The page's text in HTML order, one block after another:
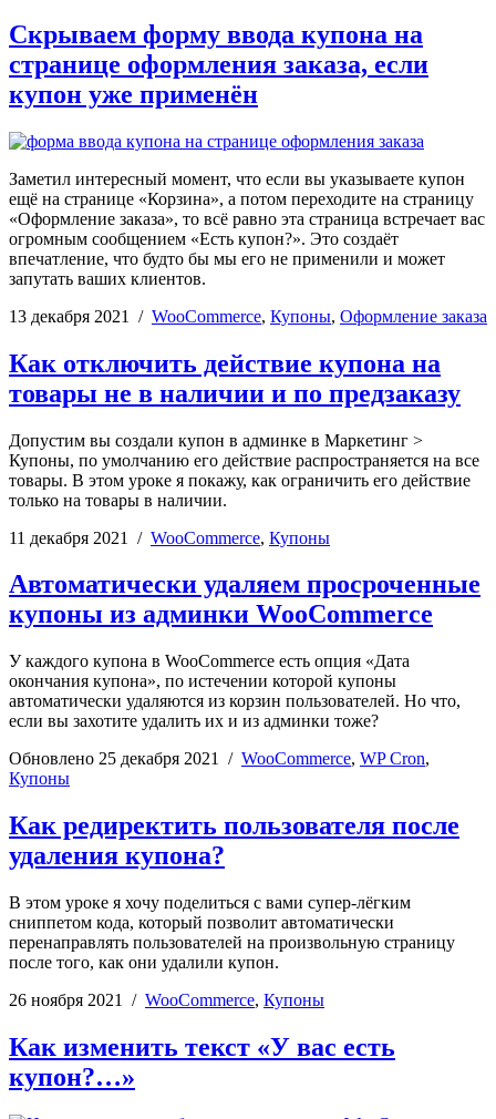
Скрываем форму ввода купона на
странице оформления заказа, если
купон уже применён
Заметил интересный момент, что если вы указываете купон
ещё на странице «Корзина», а потом переходите на страницу
«Оформление заказа», то всё равно эта страница встречает вас
огромным сообщением «Есть купон?». Это создаёт
впечатление, что будто бы мы его не применили и может
запутать ваших клиентов.
13 декабря 2021
/ WooCommerce, Купоны, Оформление заказа
Как отключить действие купона на
товары не в наличии и по предзаказу
Допустим вы создали купон в админке в Маркетинг >
Купоны, по умолчанию его действие распространяется на все
товары. В этом уроке я покажу, как ограничить его действие
только на товары в наличии.
11 декабря 2021
/ WooCommerce, Купоны
Автоматически удаляем просроченные
купоны из админки WooCommerce
У каждого купона в WooCommerce есть опция «Дата
окончания купона», по истечении которой купоны
автоматически удаляются из корзин пользователей. Но что,
если вы захотите удалить их и из админки тоже?
Обновлено 25 декабря 2021 / WooCommerce, WP Cron,
Купоны
Как редиректить пользователя после
удаления купона?
В этом уроке я хочу поделиться с вами супер-лёгким
сниппетом кода, который позволит автоматически
перенаправлять пользователей на произвольную страницу
после того, как они удалили купон.
26 ноября 2021
/ WooCommerce, Купоны
Как изменить текст «У вас есть
купон?…»